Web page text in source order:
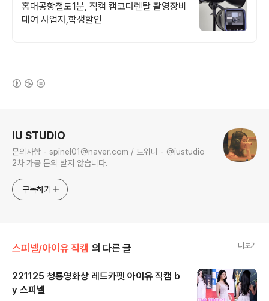
홍대공항철도1분, 직캠 캠코더렌탈 촬영장비
대여 사업자,학생할인
IU STUDIO
문의사항 - spinel01@naver.com / 트위터 - @iustudio
2차 가공 문의 받지 않습니다.
구독하기
스피넬/아이유 직캠 의 다른 글 더보기
221125 청룡영화상 레드카펫 아이유 직캠 b
y 스피넬